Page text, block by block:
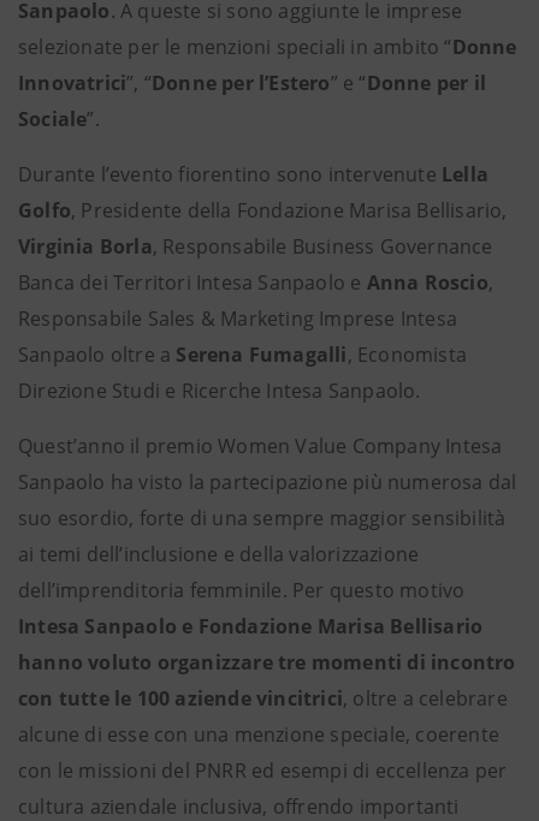
Sanpaolo. A queste si sono aggiunte le imprese
selezionate per le menzioni speciali in ambito “Donne
Innovatrici”, “Donne per l’Estero” e “Donne per il
Sociale”.
Durante l’evento fiorentino sono intervenute Lella
Golfo, Presidente della Fondazione Marisa Bellisario,
Virginia Borla, Responsabile Business Governance
Banca dei Territori Intesa Sanpaolo e Anna Roscio,
Responsabile Sales & Marketing Imprese Intesa
Sanpaolo oltre a Serena Fumagalli, Economista
Direzione Studi e Ricerche Intesa Sanpaolo.
Quest’anno il premio Women Value Company Intesa
Sanpaolo ha visto la partecipazione più numerosa dal
suo esordio, forte di una sempre maggior sensibilità
ai temi dell’inclusione e della valorizzazione
dell’imprenditoria femminile. Per questo motivo
Intesa Sanpaolo e Fondazione Marisa Bellisario
hanno voluto organizzare tre momenti di incontro
con tutte le 100 aziende vincitrici, oltre a celebrare
alcune di esse con una menzione speciale, coerente
con le missioni del PNRR ed esempi di eccellenza per
cultura aziendale inclusiva, offrendo importanti